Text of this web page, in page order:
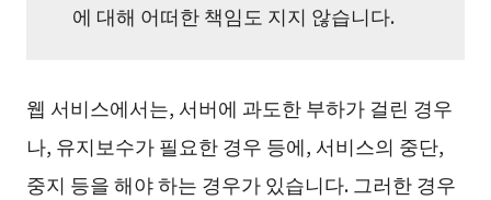
에 대해 어떠한 책임도 지지 않습니다.
웹 서비스에서는, 서버에 과도한 부하가 걸린 경우
나, 유지보수가 필요한 경우 등에, 서비스의 중단,
중지 등을 해야 하는 경우가 있습니다. 그러한 경우